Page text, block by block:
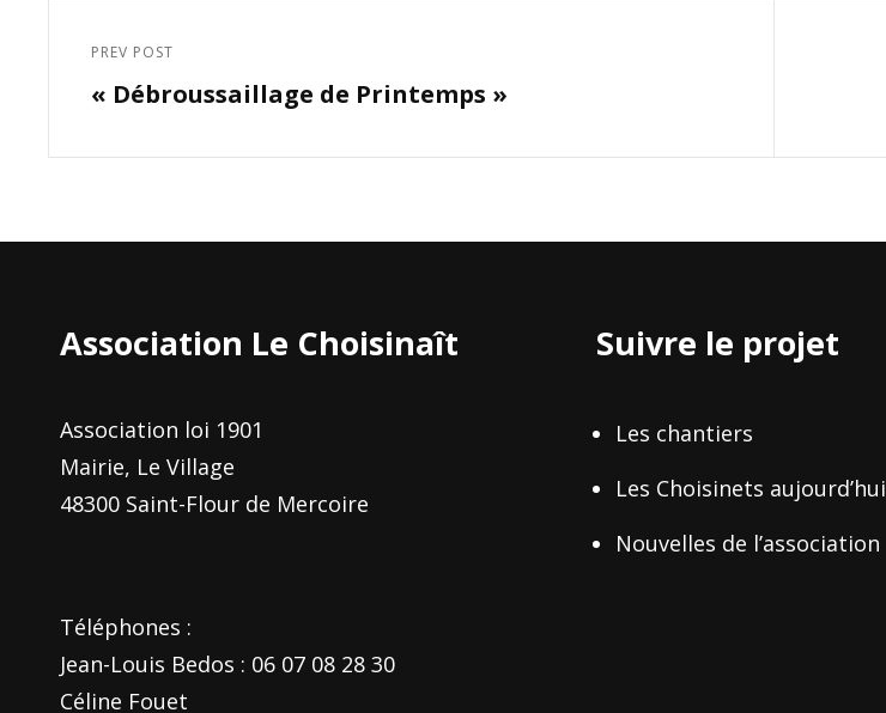
l’article
Previous
Post
PREV POST
« Débroussaillage de Printemps »
Association Le Choisinaît
Association loi 1901
Mairie, Le Village
48300 Saint-Flour de Mercoire
Téléphones :
Jean-Louis Bedos : 06 07 08 28 30
Céline Fouet
Suivre le projet
Les chantiers
Les Choisinets aujourd’hui
Nouvelles de l’association